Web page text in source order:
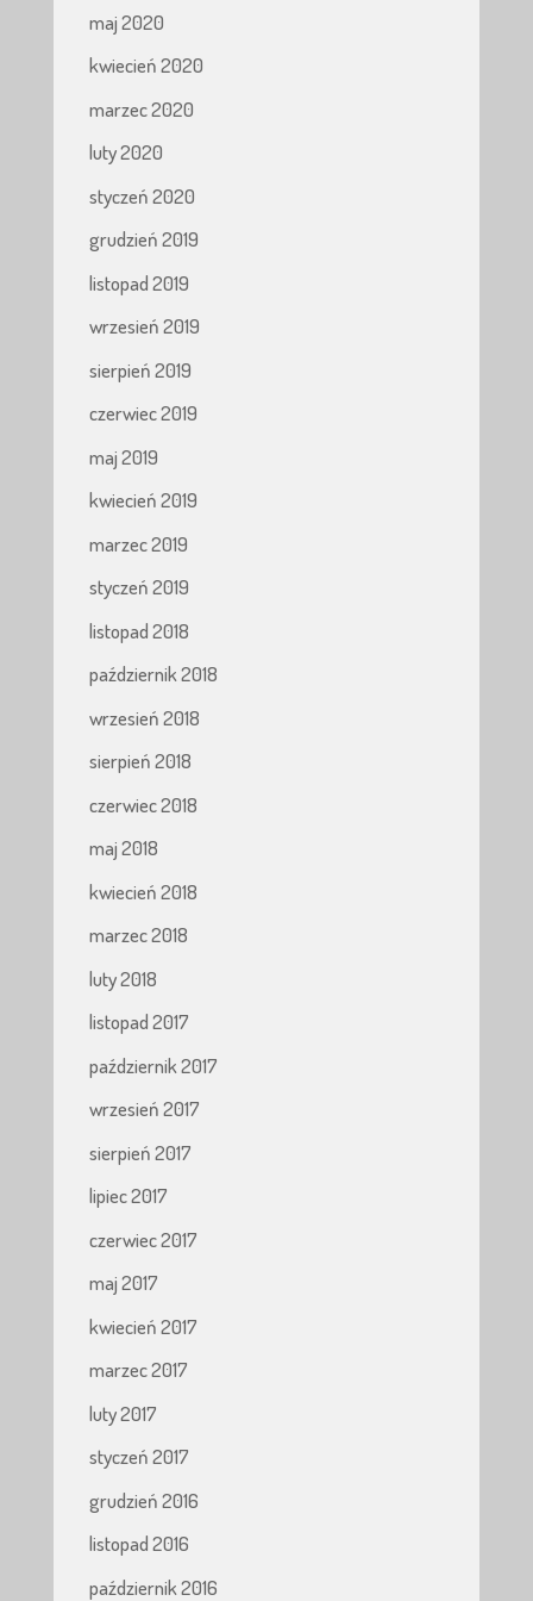
maj 2020
kwiecień 2020
marzec 2020
luty 2020
styczeń 2020
grudzień 2019
listopad 2019
wrzesień 2019
sierpień 2019
czerwiec 2019
maj 2019
kwiecień 2019
marzec 2019
styczeń 2019
listopad 2018
październik 2018
wrzesień 2018
sierpień 2018
czerwiec 2018
maj 2018
kwiecień 2018
marzec 2018
luty 2018
listopad 2017
październik 2017
wrzesień 2017
sierpień 2017
lipiec 2017
czerwiec 2017
maj 2017
kwiecień 2017
marzec 2017
luty 2017
styczeń 2017
grudzień 2016
listopad 2016
październik 2016